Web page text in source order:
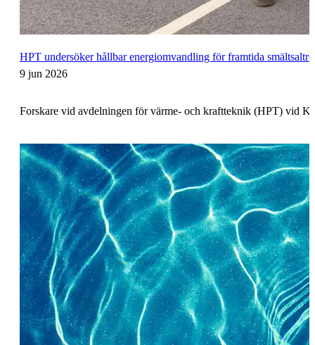
HPT undersöker hållbar energiomvandling för framtida
9 jun 2026
Forskare vid avdelningen för värme- och kraftteknik (HPT) vid